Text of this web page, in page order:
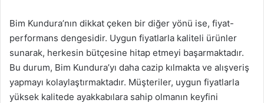
Bim Kundura’nın dikkat çeken bir diğer yönü ise, fiyat-
performans dengesidir. Uygun fiyatlarla kaliteli ürünler
sunarak, herkesin bütçesine hitap etmeyi başarmaktadır.
Bu durum, Bim Kundura’yı daha cazip kılmakta ve alışveriş
yapmayı kolaylaştırmaktadır. Müşteriler, uygun fiyatlarla
yüksek kalitede ayakkabılara sahip olmanın keyfini